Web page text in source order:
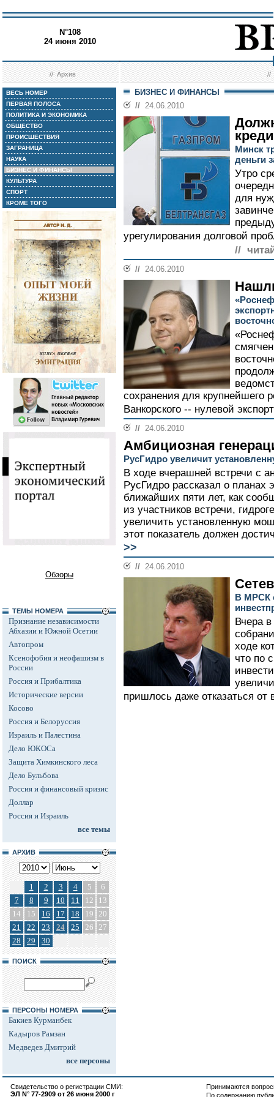
N°108
24 июня 2010
//Архив //
ВЕСЬ НОМЕР
ПЕРВАЯ ПОЛОСА
ПОЛИТИКА И ЭКОНОМИКА
ОБЩЕСТВО
ПРОИСШЕСТВИЯ
ЗАГРАНИЦА
НАУКА
БИЗНЕС И ФИНАНСЫ
КУЛЬТУРА
СПОРТ
КРОМЕ ТОГО
Обзоры
ТЕМЫ НОМЕРА
Признание независимости
Абхазии и Южной Осетии
Автопром
Ксенофобия и неофашизм в
России
Россия и Прибалтика
Исторические версии
Косово
Россия и Белоруссия
Израиль и Палестина
Дело ЮКОСа
Защита Химкинского леса
Дело Бульбова
Россия и финансовый кризис
Доллар
Россия и Израиль
все темы
АРХИВ
1 2 3 4 5
6
7
8 9 10 11 12
13
14
15 16 17 18 19 20
21
22 23 24 25 26 27
28
29 30
ПОИСК
ПЕРСОНЫ НОМЕРА
Бакиев Курманбек
Кадыров Рамзан
Медведев Дмитрий
все персоны
БИЗНЕС И ФИНАНСЫ
// 24.06.2010
Минск
деньги
Утро
для
урегулирования долговой
//
// 24.06.2010
сохранения для крупнейшего
Ванкорского -- нулевой
// 24.06.2010
Амбициозная
РусГидро увеличит
В ходе вчерашней встречи с
РусГидро рассказал о планах
ближайших пяти лет, как
из участников встречи,
увеличить установленную
этот показатель должен
>>
// 24.06.2010
В МРСК
Вчера
ходе
что по
пришлось даже отказаться
Свидетельство о регистрации СМИ:
ЭЛ N° 77-2909 от 26 июня 2000 г
Принимаются
По содержанию